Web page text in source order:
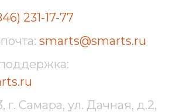
231-17-77
smarts@smarts.ru
г. Самара, ул. Дачная, д.2,